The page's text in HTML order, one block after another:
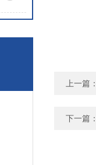
上一篇
下一篇